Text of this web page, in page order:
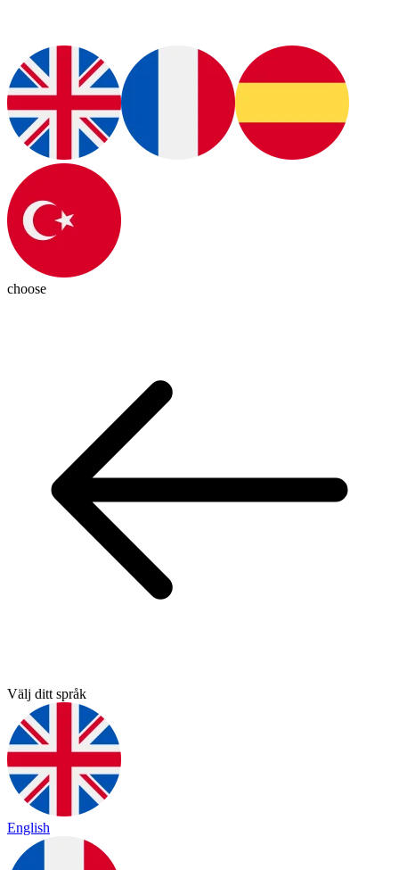
choose
Välj ditt språk
English